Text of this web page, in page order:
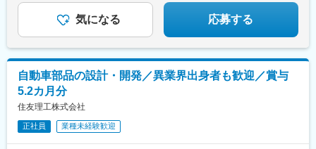
大学前駅(長野県)、田中駅、実籾駅、スポーツセンター駅、蘇我
駅、誉田駅、小室駅、豊洲駅、新橋駅、笹塚駅、四ツ谷駅、末広
町駅(東京都)、京急蒲田駅、八丁堀駅(東京都)、中野駅(東京都)、
駅、福浦駅、東戸塚駅、京急新子安駅、みなとみらい駅、山手
駅、弁天橋駅、センター南駅、天王町駅、湘南町屋駅、香川駅、
梶が谷駅、新整備場駅、武蔵中原駅、上溝駅、武蔵五日市駅、矢
野口駅、小作駅、恋ケ窪駅、三鷹駅、花小金井駅、西武立川駅、
駅、原当麻駅、かしわ台駅、瀬谷駅、海老名駅(相模線)、愛甲石田
駅、相武台前駅、塔ノ沢駅、中央林間駅、倉見駅、富士岡駅、足
与）
気になる 応募する
自動車部品の設計・開発／異業界出身者も歓迎／賞与
5.2カ月分
住友理工株式会社
正社員 業種未経験歓迎